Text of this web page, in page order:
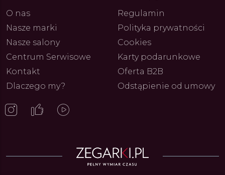
O nas
Nasze marki
Nasze salony
Centrum Serwisowe
Kontakt
Dlaczego my?
Regulamin
Polityka prywatności
Cookies
Karty podarunkowe
Oferta B2B
Odstąpienie od umowy